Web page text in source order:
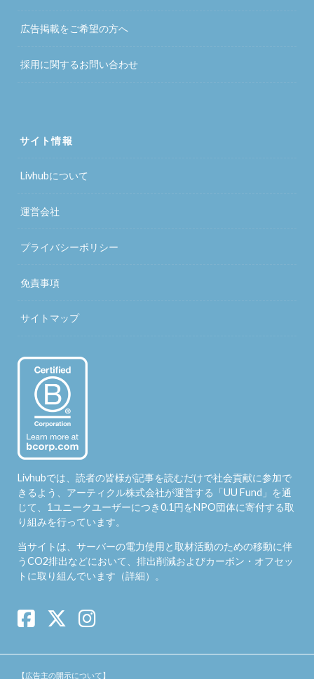
広告掲載をご希望の方へ
採用に関するお問い合わせ
サイト情報
Livhubについて
運営会社
プライバシーポリシー
免責事項
サイトマップ
Livhubでは、読者の皆様が記事を読むだけで社会貢献に参加で
きるよう、アーティクル株式会社が運営する「UU Fund 」を通
じて、1ユニークユーザーにつき0.1円をNPO団体に寄付する取
り組みを行っています。
当サイトは、サーバーの電力使用と取材活動のための移動に伴
うCO2排出などにおいて、排出削減およびカーボン・オフセッ
トに取り組んでいます（詳細）。
【広告主の開示について】